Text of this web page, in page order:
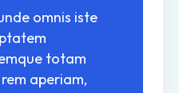
omnis iste
totam
aperiam,